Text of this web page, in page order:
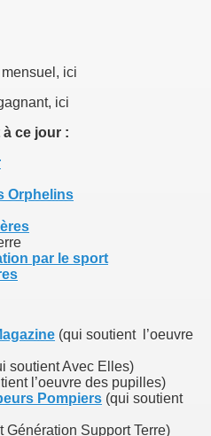
ici
ici
ce jour :
Orphelins
par le sport
(qui soutient l’oeuvre
soutient Avec Elles)
l’oeuvre des pupilles)
Pompiers (qui soutient
Génération Support Terre)